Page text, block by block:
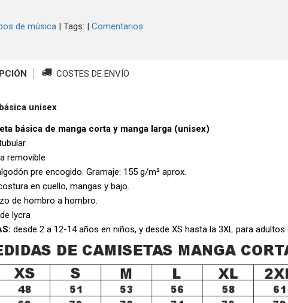
de música| Tags: | Comentarios
COSTES DE ENVÍO
unisex
básica de manga corta y manga larga (unisex)
removible
pre encogido. Gramaje: 155 g/m² aprox.
en cuello, mangas y bajo.
de hombro a hombro.
lycra
desde 2 a 12-14 años en niños, y desde XS hasta la 3XL para adultos